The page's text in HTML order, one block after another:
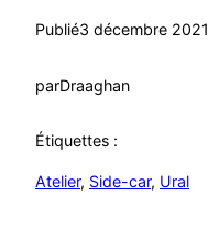
Publié3 décembre 2021
parDraaghan
Étiquettes :
Atelier, Side-car, Ural